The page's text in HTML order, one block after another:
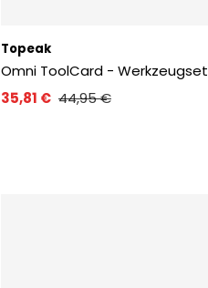
Topeak
Omni ToolCard - Werkzeugset
35,81 € 44,95 €